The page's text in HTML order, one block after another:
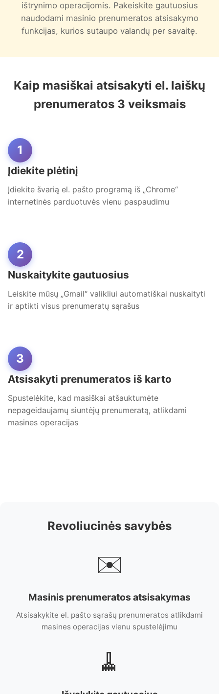
ištrynimo operacijomis. Pakeiskite gautuosius
naudodami masinio prenumeratos atsisakymo
funkcijas, kurios sutaupo valandų per savaitę.
Kaip masiškai atsisakyti el. laiškų
prenumeratos 3 veiksmais
1
Įdiekite plėtinį
Įdiekite švarią el. pašto programą iš „Chrome“
internetinės parduotuvės vienu paspaudimu
2
Nuskaitykite gautuosius
Leiskite mūsų „Gmail“ valikliui automatiškai nuskaityti
ir aptikti visus prenumeratų sąrašus
3
Atsisakyti prenumeratos iš karto
Spustelėkite, kad masiškai atšauktumėte
nepageidaujamų siuntėjų prenumeratą, atlikdami
masines operacijas
Revoliucinės savybės
✉️
Masinis prenumeratos atsisakymas
Atsisakykite el. pašto sąrašų prenumeratos atlikdami
masines operacijas vienu spustelėjimu
🧹